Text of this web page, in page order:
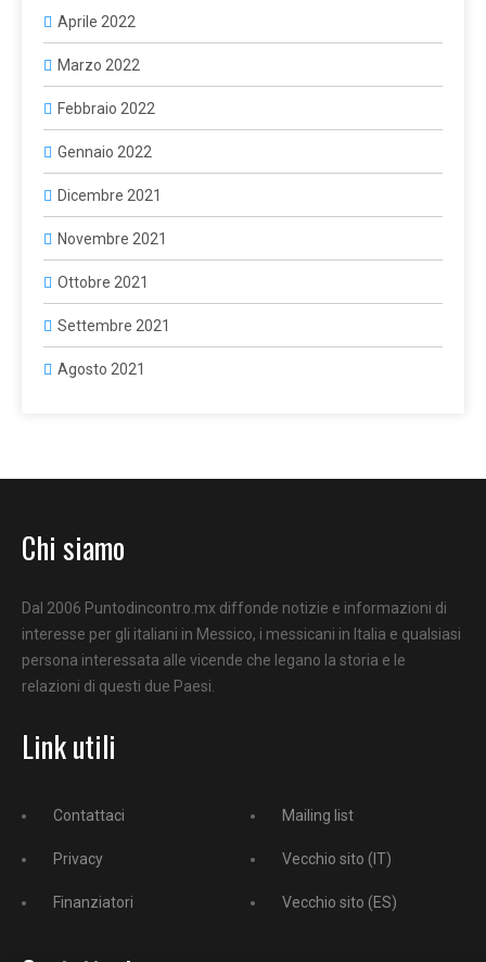
Aprile 2022
Marzo 2022
Febbraio 2022
Gennaio 2022
Dicembre 2021
Novembre 2021
Ottobre 2021
Settembre 2021
Agosto 2021
Chi siamo
Dal 2006 Puntodincontro.mx diffonde notizie e informazioni di
interesse per gli italiani in Messico, i messicani in Italia e qualsiasi
persona interessata alle vicende che legano la storia e le
relazioni di questi due Paesi.
Link utili
Contattaci
Privacy
Finanziatori
Mailing list
Vecchio sito (IT)
Vecchio sito (ES)